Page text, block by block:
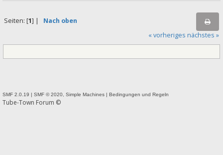
Seiten: [1] | Nach oben
« vorheriges nächstes »
SMF 2.0.19 | SMF © 2020 Simple Machines | Bedingungen und Regeln
Tube-Town Forum ©